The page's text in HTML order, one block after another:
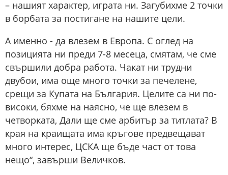
– нашият характер, играта ни. Загубихме 2 точки
в борбата за постигане на нашите цели.
А именно - да влезем в Европа. С оглед на
позицията ни преди 7-8 месеца, смятам, че сме
свършили добра работа. Чакат ни трудни
двубои, има още много точки за печелене,
срещи за Купата на България. Целите са ни по-
високи, бяхме на наясно, че ще влезем в
четворката, Дали ще сме арбитър за титлата? В
края на краищата има кръгове предвещават
много интерес, ЦСКА ще бъде част от това
нещо“, завърши Величков.